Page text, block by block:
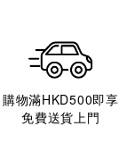
購物滿HKD500即享
免費送貨上門